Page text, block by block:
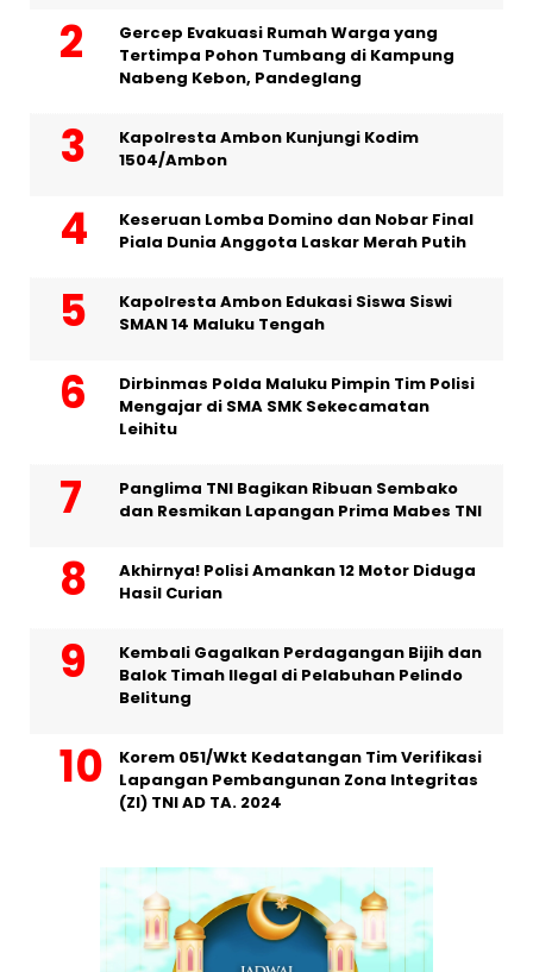
Gercep Evakuasi Rumah Warga yang
Tertimpa Pohon Tumbang di Kampung
Nabeng Kebon, Pandeglang
Kapolresta Ambon Kunjungi Kodim
1504/Ambon
Keseruan Lomba Domino dan Nobar Final
Piala Dunia Anggota Laskar Merah Putih
Kapolresta Ambon Edukasi Siswa Siswi
SMAN 14 Maluku Tengah
Dirbinmas Polda Maluku Pimpin Tim Polisi
Mengajar di SMA SMK Sekecamatan
Leihitu
Panglima TNI Bagikan Ribuan Sembako
dan Resmikan Lapangan Prima Mabes TNI
Akhirnya! Polisi Amankan 12 Motor Diduga
Hasil Curian
Kembali Gagalkan Perdagangan Bijih dan
Balok Timah Ilegal di Pelabuhan Pelindo
Belitung
Korem 051/Wkt Kedatangan Tim Verifikasi
Lapangan Pembangunan Zona Integritas
(ZI) TNI AD TA. 2024